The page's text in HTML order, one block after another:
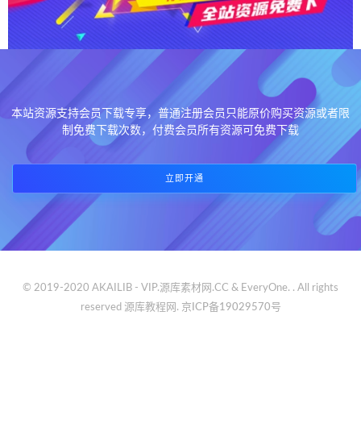
本站资源支持会员下载专享，普通注册会员只能原价购买资源或者限
制免费下载次数，付费会员所有资源可免费下载
立即开通
© 2019-2020 AKAILIB - VIP.源库素材网.CC & EveryOne. . All rights
reserved 源库教程网. 京ICP备19029570号